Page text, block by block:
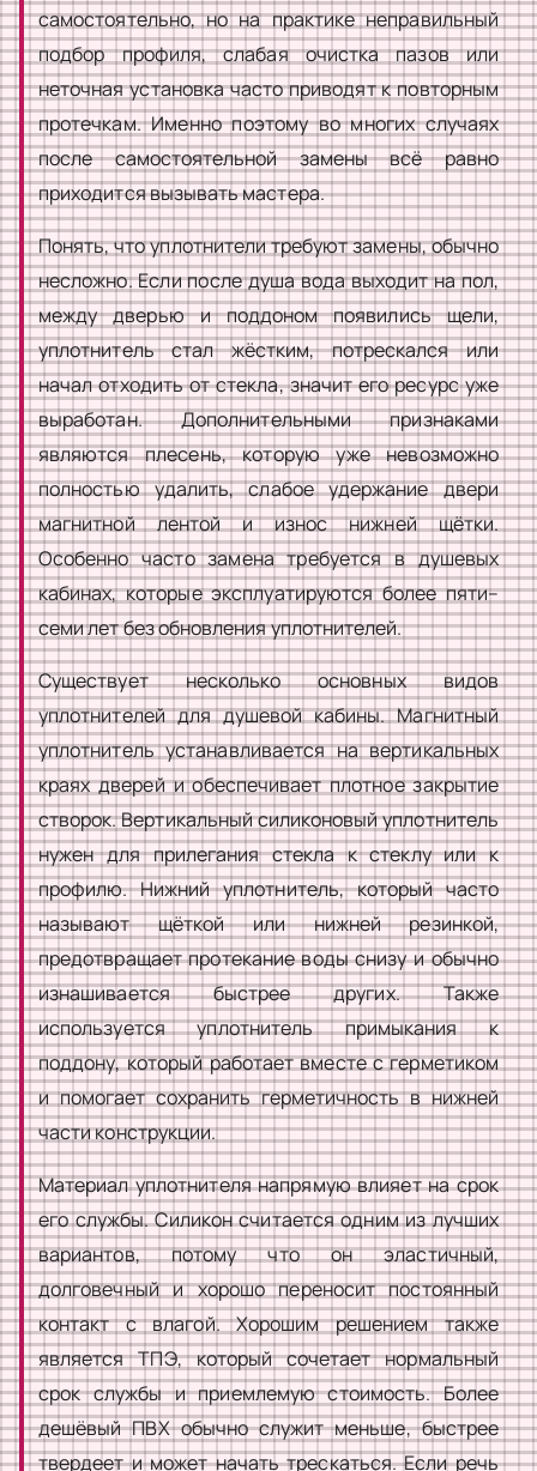
самостоятельно, но на практике неправильный
подбор профиля, слабая очистка пазов или
неточная установка часто приводят к повторным
протечкам. Именно поэтому во многих случаях
после самостоятельной замены всё равно
приходится вызывать мастера.
Понять, что уплотнители требуют замены, обычно
несложно. Если после душа вода выходит на пол,
между дверью и поддоном появились щели,
уплотнитель стал жёстким, потрескался или
начал отходить от стекла, значит его ресурс уже
выработан. Дополнительными признаками
являются плесень, которую уже невозможно
полностью удалить, слабое удержание двери
магнитной лентой и износ нижней щётки.
Особенно часто замена требуется в душевых
кабинах, которые эксплуатируются более пяти–
семи лет без обновления уплотнителей.
Существует несколько основных видов
уплотнителей для душевой кабины. Магнитный
уплотнитель устанавливается на вертикальных
краях дверей и обеспечивает плотное закрытие
створок. Вертикальный силиконовый уплотнитель
нужен для прилегания стекла к стеклу или к
профилю. Нижний уплотнитель, который часто
называют щёткой или нижней резинкой,
предотвращает протекание воды снизу и обычно
изнашивается быстрее других. Также
используется уплотнитель примыкания к
поддону, который работает вместе с герметиком
и помогает сохранить герметичность в нижней
части конструкции.
Материал уплотнителя напрямую влияет на срок
его службы. Силикон считается одним из лучших
вариантов, потому что он эластичный,
долговечный и хорошо переносит постоянный
контакт с влагой. Хорошим решением также
является ТПЭ, который сочетает нормальный
срок службы и приемлемую стоимость. Более
дешёвый ПВХ обычно служит меньше, быстрее
твердеет и может начать трескаться. Если речь